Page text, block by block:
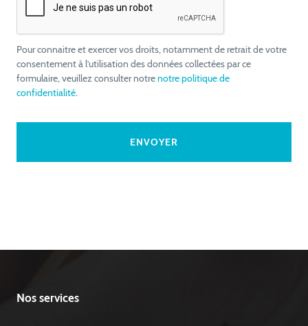
Pour connaitre et exercer vos droits, notamment de retrait de votre
consentement à l’utilisation des données collectées par ce
formulaire, veuillez consulter notrenotre politique de
confidentialité.
Nos services